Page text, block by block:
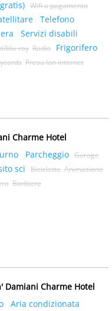
Wifi a pagamento
Telefono
Servizi disabili
blu-ray Radio
Frigorifero
Presa lan internet
Charme Hotel
Parcheggio Garage
sci Biciclette Animazione
Barbiere
Damiani Charme Hotel
Aria condizionata